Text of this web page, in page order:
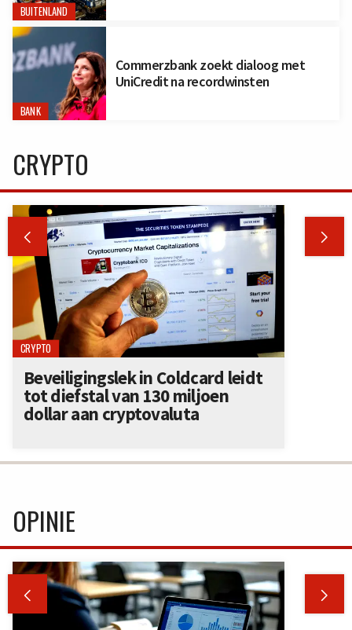
BUITENLAND
BANK
Commerzbank zoekt dialoog met
UniCredit na recordwinsten
CRYPTO
 
CRYPTO
Beveiligingslek in Coldcard leidt
tot diefstal van 130 miljoen
dollar aan cryptovaluta
OPINIE
 